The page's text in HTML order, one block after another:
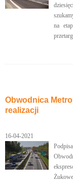
na
Obwodnica
realizacji
16-04-2021